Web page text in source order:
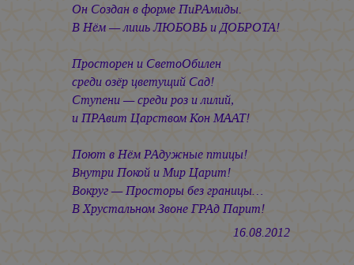
Он Создан в форме ПиРАмиды.
В Нём — лишь ЛЮБОВЬ и ДОБРОТА!
Просторен и СветоОбилен
среди озёр цветущий Сад!
Ступени — среди роз и лилий,
и ПРАвит Царством Кон МААТ!
Поют в Нём РАдужные птицы!
Внутри Покой и Мир Царит!
Вокруг — Просторы без границы…
В Хрустальном Звоне ГРАд Парит!
16.08.2012